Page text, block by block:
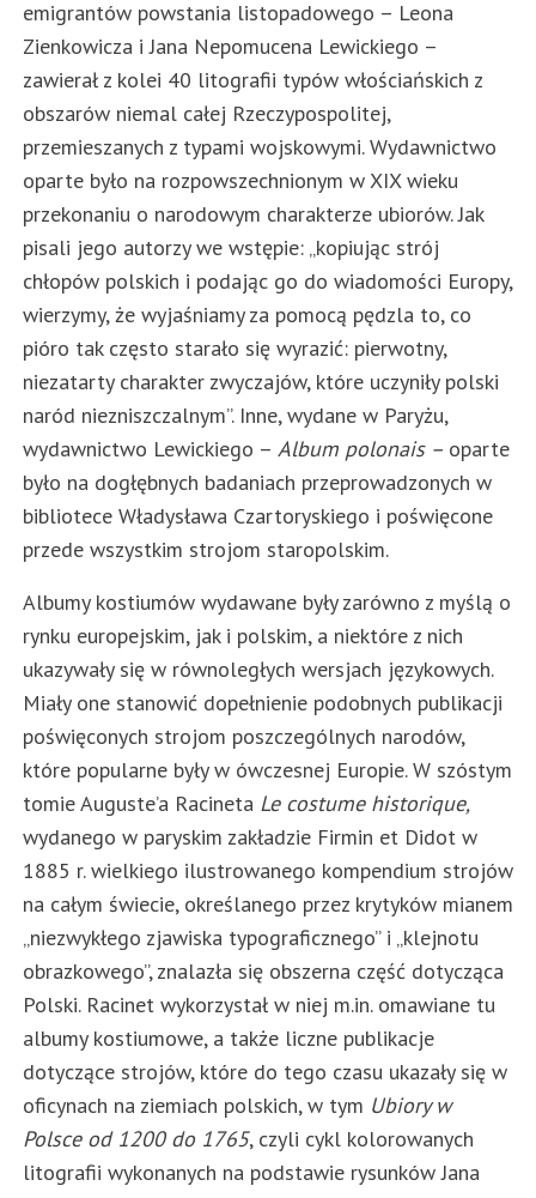
emigrantów powstania listopadowego – Leona
Zienkowicza i Jana Nepomucena Lewickiego –
zawierał z kolei 40 litografii typów włościańskich z
obszarów niemal całej Rzeczypospolitej,
przemieszanych z typami wojskowymi. Wydawnictwo
oparte było na rozpowszechnionym w XIX wieku
przekonaniu o narodowym charakterze ubiorów. Jak
pisali jego autorzy we wstępie: „kopiując strój
chłopów polskich i podając go do wiadomości Europy,
wierzymy, że wyjaśniamy za pomocą pędzla to, co
pióro tak często starało się wyrazić: pierwotny,
niezatarty charakter zwyczajów, które uczyniły polski
naród niezniszczalnym”. Inne, wydane w Paryżu,
wydawnictwo Lewickiego – Album polonais – oparte
było na dogłębnych badaniach przeprowadzonych w
bibliotece Władysława Czartoryskiego i poświęcone
przede wszystkim strojom staropolskim.
Albumy kostiumów wydawane były zarówno z myślą o
rynku europejskim, jak i polskim, a niektóre z nich
ukazywały się w równoległych wersjach językowych.
Miały one stanowić dopełnienie podobnych publikacji
poświęconych strojom poszczególnych narodów,
które popularne były w ówczesnej Europie. W szóstym
tomie Auguste’a Racineta Le costume historique,
wydanego w paryskim zakładzie Firmin et Didot w
1885 r. wielkiego ilustrowanego kompendium strojów
na całym świecie, określanego przez krytyków mianem
„niezwykłego zjawiska typograficznego” i „klejnotu
obrazkowego”, znalazła się obszerna część dotycząca
Polski. Racinet wykorzystał w niej m.in. omawiane tu
albumy kostiumowe, a także liczne publikacje
dotyczące strojów, które do tego czasu ukazały się w
oficynach na ziemiach polskich, w tym Ubiory w
Polsce od 1200 do 1765, czyli cykl kolorowanych
litografii wykonanych na podstawie rysunków Jana